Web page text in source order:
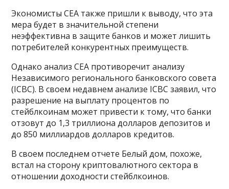
Экономисты CEA также пришли к выводу, что эта
мера будет в значительной степени
неэффективна в защите банков и может лишить
потребителей конкурентных преимуществ.
Однако анализ CEA противоречит анализу
Независимого регионального банковского совета
(ICBC). В своем недавнем анализе ICBC заявил, что
разрешение на выплату процентов по
стейблкоинам может привести к тому, что банки
отзовут до 1,3 триллиона долларов депозитов и
до 850 миллиардов долларов кредитов.
В своем последнем отчете Белый дом, похоже,
встал на сторону криптовалютного сектора в
отношении доходности стейблкоинов.